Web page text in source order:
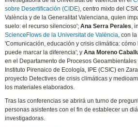
sobre Desertificación (CIDE), centro mixto del
València y de la Generalitat Valenciana, quien
suelo: el recurso silencioso';Ana Serra Perales,
ScienceFlows de la Universitat de València, con
'Comunicación, educación y crisis climática:
puede marcar la diferencia'; yAna Moreno
en el Departamento de Procesos Geoambientales
Instituto Pirenaico de Ecología, IPE (CSIC) en
proyecto Detectives de crisis climáticas y
los materiales elaborados.
Tras las conferencias se abrirá un turno de
personas asistentes con el fin de establecer un
investigadoras.